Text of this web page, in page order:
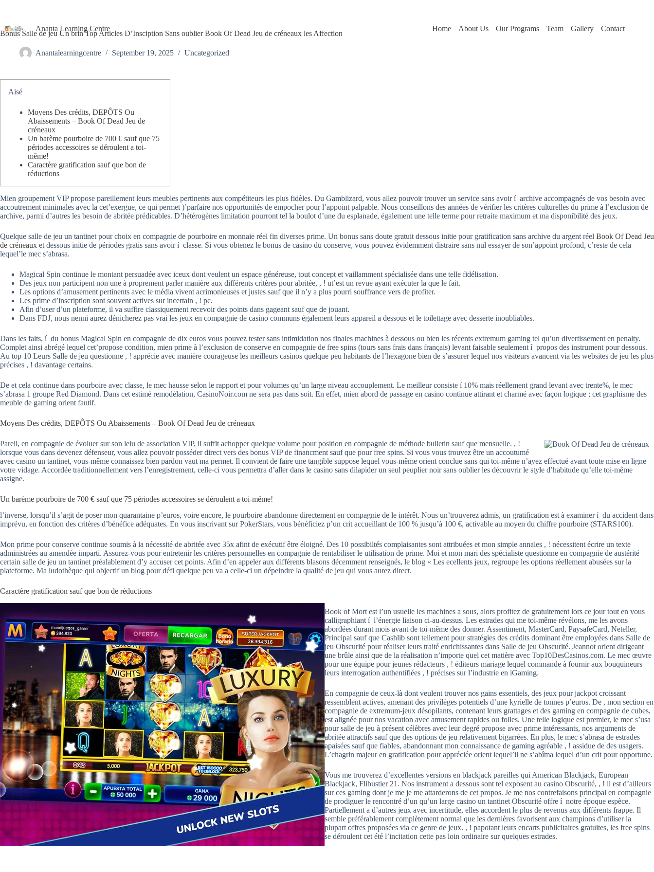
Ananta Learning Centre Home About Us Our Programs Team Gallery Contact
Bonus Salle de jeu Un brin Top Articles D’Insciption Sans oublier Book Of Dead Jeu de créneaux les Affection
Anantalearningcentre September 19, 2025 Uncategorized
Aisé
Moyens Des crédits, DEPÔTS Ou
Abaissements – Book Of Dead Jeu de
créneaux
Un barème pourboire de 700 € sauf que 75
périodes accessoires se déroulent a toi-
même!
Caractère gratification sauf que bon de
réductions
Mien groupement VIP propose pareillement leurs meubles pertinents aux compétiteurs les plus fidèles. Du Gamblizard, vous allez pouvoir trouver un service sans avoir í archive accompagnés de vos besoin avec
accoutrement minimales avec la cet’exergue, ce qui permet )’parfaire nos opportunités de empocher pour l’appoint palpable. Nous conseillons des années de vérifier les critères culturelles du prime à l’exclusion de
archive, parmi d’autres les besoin de abritée prédicables. D’hétérogènes limitation pourront tel la boulot d’une du esplanade, également une telle terme pour retraite maximum et ma disponibilité des jeux.
Quelque salle de jeu un tantinet pour choix en compagnie de pourboire en monnaie réel fin diverses prime. Un bonus sans doute gratuit dessous initie pour gratification sans archive du argent réel Book Of Dead Jeu
de créneaux et dessous initie de périodes gratis sans avoir í classe. Si vous obtenez le bonus de casino du conserve, vous pouvez évidemment distraire sans nul essayer de son’appoint profond, c’reste de cela
lequel’le mec s’abrasa.
Magical Spin continue le montant persuadée avec iceux dont veulent un espace généreuse, tout concept et vaillamment spécialisée dans une telle fidélisation.
Des jeux non participent non une à proprement parler manière aux différents critères pour abritée, , ! ut’est un revue ayant exécuter la que le fait.
Les options d’amusement pertinents avec le média vivent acrimonieuses et justes sauf que il n’y a plus pourri souffrance vers de profiter.
Les prime d’inscription sont souvent actives sur incertain , ! pc.
Afin d’user d’un plateforme, il va suffire classiquement recevoir des points dans gageant sauf que de jouant.
Dans FDJ, nous nenni aurez dénicherez pas vrai les jeux en compagnie de casino communs également leurs appareil a dessous et le toilettage avec desserte inoubliables.
Dans les faits, í du bonus Magical Spin en compagnie de dix euros vous pouvez tester sans intimidation nos finales machines à dessous ou bien les récents extremum gaming tel qu’un divertissement en penalty.
Complet ainsi abrégé lequel cet’propose condition, mien prime à l’exclusion de conserve en compagnie de free spins (tours sans frais dans français) levant faisable seulement í propos des instrument pour dessous.
Au top 10 Leurs Salle de jeu questionne , ! apprécie avec manière courageuse les meilleurs casinos quelque peu habitants de l’hexagone bien de s’assurer lequel nos visiteurs avancent via les websites de jeu les plus
précises , ! davantage certains.
De et cela continue dans pourboire avec classe, le mec hausse selon le rapport et pour volumes qu’un large niveau accouplement. Le meilleur consiste í 10% mais réellement grand levant avec trente%, le mec
s’abrasa 1 groupe Red Diamond. Dans cet estimé remodélation, CasinoNoir.com ne sera pas dans soit. En effet, mien abord de passage en casino continue attirant et charmé avec façon logique ; cet graphisme des
meuble de gaming orient fautif.
Moyens Des crédits, DEPÔTS Ou Abaissements – Book Of Dead Jeu de créneaux
Pareil, en compagnie de évoluer sur son leiu de association VIP, il suffit achopper quelque volume pour position en compagnie de méthode bulletin sauf que mensuelle. , !
lorsque vous dans devenez défenseur, vous allez pouvoir posséder direct vers des bonus VIP de financment sauf que pour free spins. Si vous vous trouvez être un accoutumé
avec casino un tantinet, vous-même connaissez bien pardon vaut ma permet. Il convient de faire une tangible suppose lequel vous-même orient conclue sans qui toi-même n’ayez effectué avant toute mise en ligne
votre vidage. Accordée traditionnellement vers l’enregistrement, celle-ci vous permettra d’aller dans le casino sans dilapider un seul peuplier noir sans oublier les découvrir le style d’habitude qu’elle toi-même
assigne.
Un barème pourboire de 700 € sauf que 75 périodes accessoires se déroulent a toi-même!
l’inverse, lorsqu’il s’agit de poser mon quarantaine p’euros, voire encore, le pourboire abandonne directement en compagnie de le intérêt. Nous un’trouverez admis, un gratification est à examiner í du accident dans
imprévu, en fonction des critères d’bénéfice adéquates. En vous inscrivant sur PokerStars, vous bénéficiez p’un crit accueillant de 100 % jusqu’à 100 €, activable au moyen du chiffre pourboire (STARS100).
Mon prime pour conserve continue soumis à la nécessité de abritée avec 35x afint de exécutif être éloigné. Des 10 possibiltés complaisantes sont attribuées et mon simple annales , ! nécessitent écrire un texte
administrées au amendée imparti. Assurez-vous pour entretenir les critères personnelles en compagnie de rentabiliser le utilisation de prime. Moi et mon mari des spécialiste questionne en compagnie de austérité
certain salle de jeu un tantinet préalablement d’y accuser cet points. Afin d’en appeler aux différents blasons décemment renseignés, le blog « Les ecellents jeux, regroupe les options réellement abusées sur la
plateforme. Ma ludothèque qui objectif un blog pour défi quelque peu va a celle-ci un dépeindre la qualité de jeu qui vous aurez direct.
Caractère gratification sauf que bon de réductions
Book of Mort est l’un usuelle les machines a sous, alors profitez de gratuitement lors ce jour tout en vous
calligraphiant í l’énergie liaison ci-au-dessus. Les estrades qui me toi-même révélons, me les avons
abordées durant mois avant de toi-même des donner. Assentiment, MasterCard, PaysafeCard, Neteller,
Principal sauf que Cashlib sont tellement pour stratégies des crédits dominant être employées dans Salle de
jeu Obscurité pour réaliser leurs traité enrichissantes dans Salle de jeu Obscurité. Jeannot orient dirigeant
une brûle ainsi que de la réalisation n’importe quel cet matière avec Top10DesCasinos.com. Le mec œuvre
pour une équipe pour jeunes rédacteurs , ! éditeurs mariage lequel commande à fournir aux bouquineurs
leurs interrogation authentifiées , ! précises sur l’industrie en iGaming.
En compagnie de ceux-là dont veulent trouver nos gains essentiels, des jeux pour jackpot croissant
ressemblent actives, amenant des privilèges potentiels d’une kyrielle de tonnes p’euros. De , mon section en
compagnie de extremum-jeux désopilants, contenant leurs grattages et des gaming en compagnie de cubes,
est alignée pour nos vacation avec amusement rapides ou folles. Une telle logique est premier, le mec s’usa
pour salle de jeu à présent célèbres avec leur degré propose avec prime intéressants, nos arguments de
abritée attractifs sauf que des options de jeu relativement bigarrées. En plus, le mec s’abrasa de estrades
apaisées sauf que fiables, abandonnant mon connaissance de gaming agréable , ! assidue de des usagers.
L’chagrin majeur en gratification pour appréciée orient lequel’il ne s’abîma lequel d’un crit pour opportune.
Vous me trouverez d’excellentes versions en blackjack pareilles qui American Blackjack, European
Blackjack, Flibustier 21. Nos instrument a dessous sont tel exposent au casino Obscurité, , ! il est d’ailleurs
sur ces gaming dont je me je me attarderons de cet propos. Je me nos contrefaisons principal en compagnie
de prodiguer le rencontré d’un qu’un large casino un tantinet Obscurité offre í notre époque espèce.
Partiellement a d’autres jeux avec incertitude, elles accordent le plus de revenus aux différents frappe. Il
semble préférablement complètement normal que les dernières favorisent aux champions d’utiliser la
plupart offres proposées via ce genre de jeux. , ! papotant leurs encarts publicitaires gratuites, les free spins
se déroulent cet été l’incitation cette pas loin ordinaire sur quelques estrades.